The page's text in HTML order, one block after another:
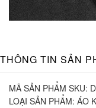
THÔNG TIN SẢN
MÃ SẢN PHẨM SKU:
LOẠI SẢN PHẨM: ÁO